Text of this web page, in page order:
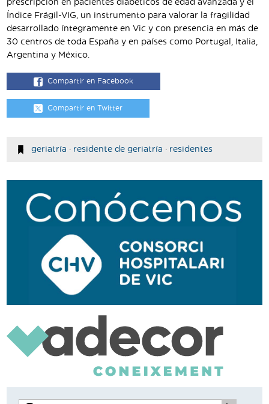
prescripción en pacientes diabéticos de edad avanzada y el
Índice Frágil-VIG, un instrumento para valorar la fragilidad
desarrollado íntegramente en Vic y con presencia en más de
30 centros de toda España y en países como Portugal, Italia,
Argentina y México.
Compartir en Facebook
Compartir en Twitter
geriatría · residente de geriatría · residentes